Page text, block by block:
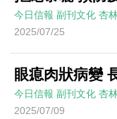
今日信報 副刊文化 杏
2025/07/25
眼瘜肉狀病變
今日信報 副刊文化 杏
2025/07/09